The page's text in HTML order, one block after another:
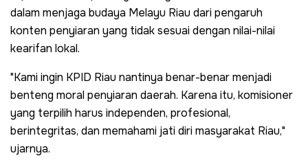
dalam menjaga budaya Melayu Riau dari pengaruh
konten penyiaran yang tidak sesuai dengan nilai-nilai
kearifan lokal.
"Kami ingin KPID Riau nantinya benar-benar menjadi
benteng moral penyiaran daerah. Karena itu, komisioner
yang terpilih harus independen, profesional,
berintegritas, dan memahami jati diri masyarakat Riau,"
ujarnya.